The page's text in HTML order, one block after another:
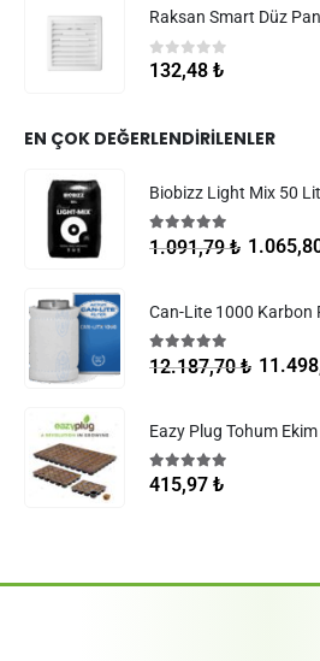
Raksan Smart Düz
05 üzerinden
132,48 ₺
EN ÇOK DEĞERLENDIRILENLER
Biobizz Light Mix 50
5.005 üzerinden
1.091,79₺
Can-Lite 1000
5.00 5 üzerinden
12.187,70₺
5.005 üzerinden
415,97 ₺